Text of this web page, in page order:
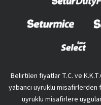
Belirtilen fiyatlar T.C. ve
yabancı uyruklu misafirlerden
uyruklu misafirlere